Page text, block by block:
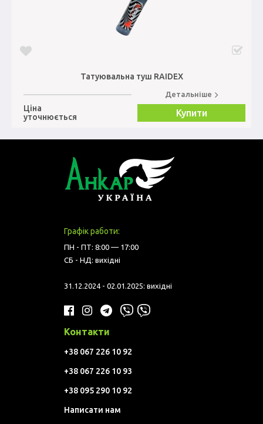
Татуювальна туш RAIDEX
Ціна
уточнюється
Детальніше
Купити
Графік работи:
ПН - ПТ: 8:00 — 17:00
СБ - НД: вихідні
31.12.2024 - 02.01.2025: вихідні
Контакти
+38 067 226 10 92
+38 067 226 10 93
+38 095 290 10 92
Написати нам